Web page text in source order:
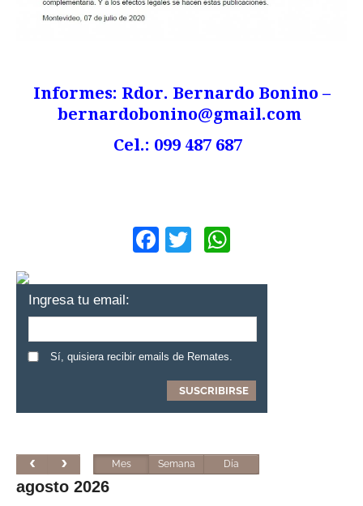
Informes: Rdor. Bernardo Bonino –
bernardobonino@gmail.com
Cel.: 099 487 687
Facebook
Twitter
Ingresa tu email:
Sí, quisiera recibir emails de Remates.
Mes Semana Día
agosto 2026